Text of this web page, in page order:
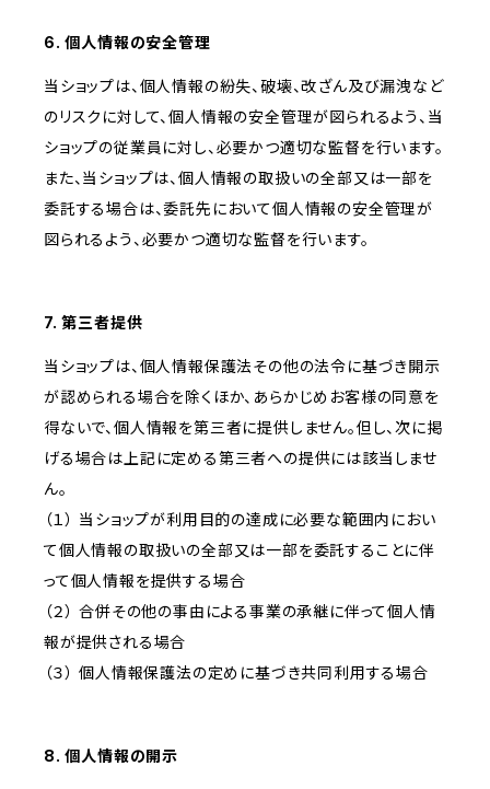
6. 個人情報の安全管理
当ショップは、個人情報の紛失、破壊、改ざん及び漏洩など
のリスクに対して、個人情報の安全管理が図られるよう、当
ショップの従業員に対し、必要かつ適切な監督を行います。
また、当ショップは、個人情報の取扱いの全部又は一部を
委託する場合は、委託先において個人情報の安全管理が
図られるよう、必要かつ適切な監督を行います。
7. 第三者提供
当ショップは、個人情報保護法その他の法令に基づき開示
が認められる場合を除くほか、あらかじめお客様の同意を
得ないで、個人情報を第三者に提供しません。但し、次に掲
げる場合は上記に定める第三者への提供には該当しませ
ん。
（１） 当ショップが利用目的の達成に必要な範囲内におい
て個人情報の取扱いの全部又は一部を委託することに伴
って個人情報を提供する場合
（２） 合併その他の事由による事業の承継に伴って個人情
報が提供される場合
（３） 個人情報保護法の定めに基づき共同利用する場合
8. 個人情報の開示